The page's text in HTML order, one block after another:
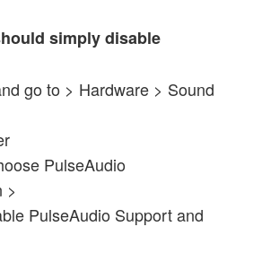
simply disable
go to > Hardware > Sound
PulseAudio
>
PulseAudio Support and